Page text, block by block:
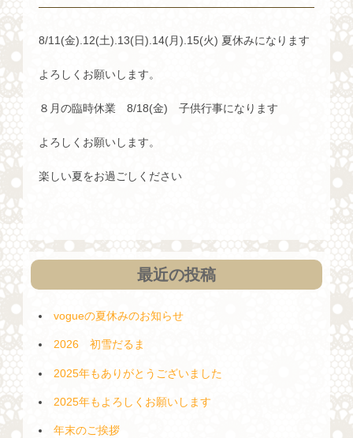
8/11(金).12(土).13(日).14(月).15(火) 夏休みになります
よろしくお願いします。
８月の臨時休業 8/18(金) 子供行事になります
よろしくお願いします。
楽しい夏をお過ごしください
最近の投稿
vogueの夏休みのお知らせ
2026 初雪だるま
2025年もありがとうございました
2025年もよろしくお願いします
年末のご挨拶